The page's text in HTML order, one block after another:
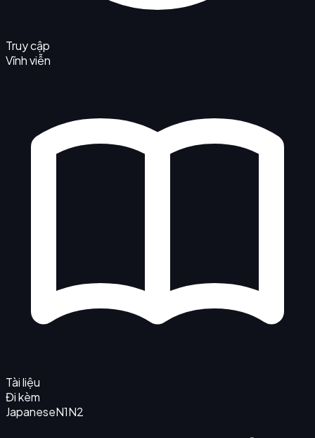
Truy cập
Vĩnh viễn
Tài liệu
Đi kèm
JapaneseN1N2